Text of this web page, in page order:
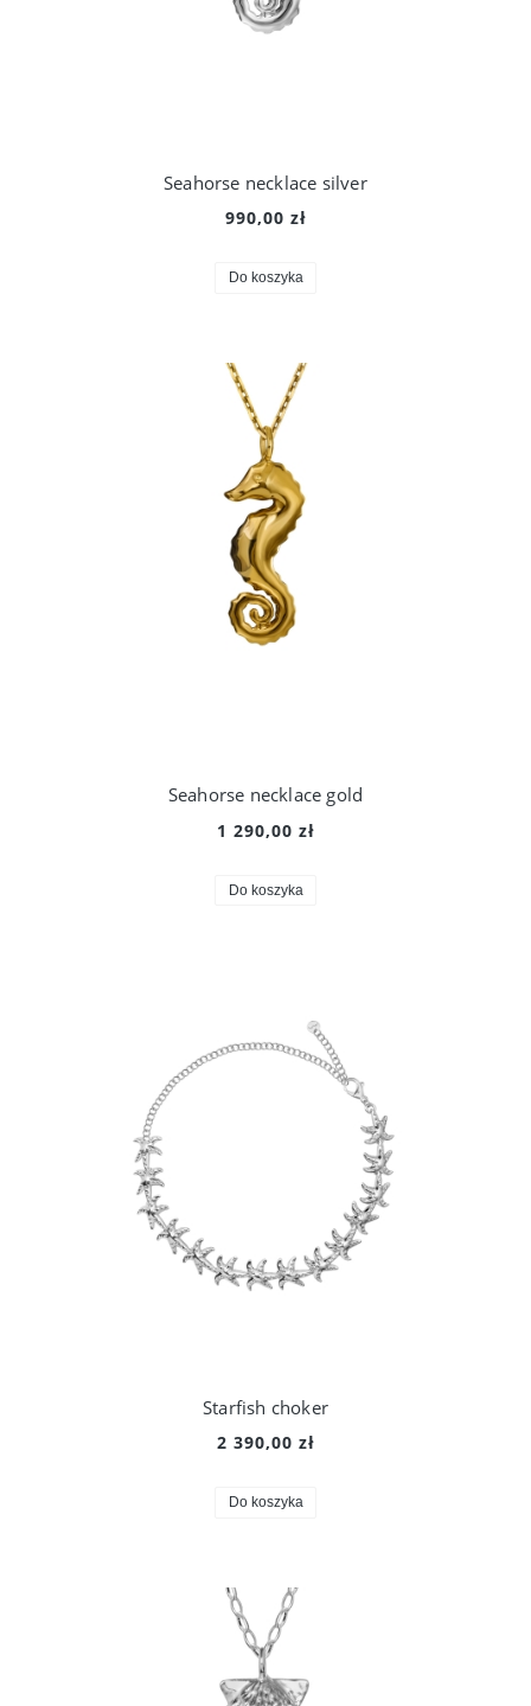
Seahorse necklace silver
990,00 zł
Do koszyka
Seahorse necklace gold
1 290,00 zł
Do koszyka
Starfish choker
2 390,00 zł
Do koszyka